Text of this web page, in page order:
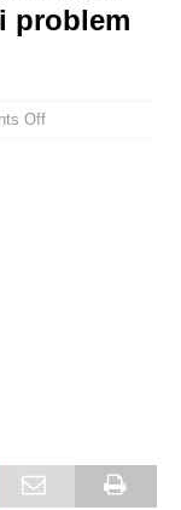
problem
Off